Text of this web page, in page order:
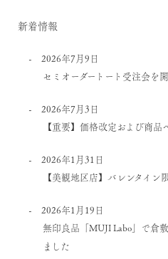
新着情報
2026年7月9日
セミオーダートート受注会を
2026年7月3日
【重要】価格改定および商
2026年1月31日
【美観地区店】バレンタイ
2026年1月19日
無印良品「MUJI Labo」で倉
ました